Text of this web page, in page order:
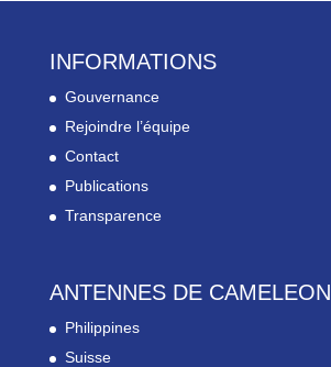
INFORMATIONS
Gouvernance
Rejoindre l’équipe
Contact
Publications
Transparence
ANTENNES DE CAMELEON
Philippines
Suisse